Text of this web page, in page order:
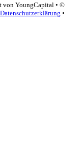
von YoungCapital • ©
Datenschutzerklärung •